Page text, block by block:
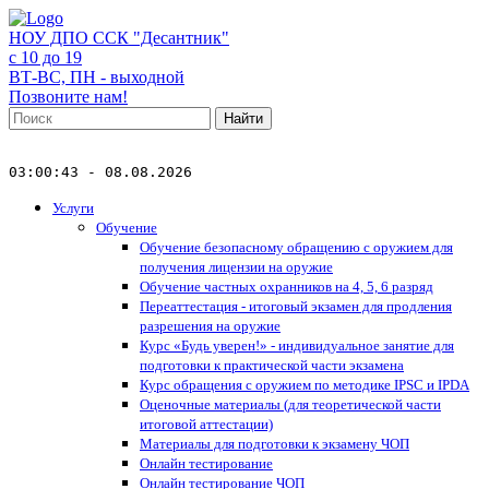
НОУ ДПО ССК "Десантник"
с 10 до 19
ВТ-ВС, ПН - выходной
Позвоните нам!
Найти
03:00:43 - 08.08.2026
Услуги
Обучение
Обучение безопасному обращению с оружием для
получения лицензии на оружие
Обучение частных охранников на 4, 5, 6 разряд
Переаттестация - итоговый экзамен для продления
разрешения на оружие
Курс «Будь уверен!» - индивидуальное занятие для
подготовки к практической части экзамена
Курс обращения с оружием по методике IPSC и IPDA
Оценочные материалы (для теоретической части
итоговой аттестации)
Материалы для подготовки к экзамену ЧОП
Онлайн тестирование
Онлайн тестирование ЧОП